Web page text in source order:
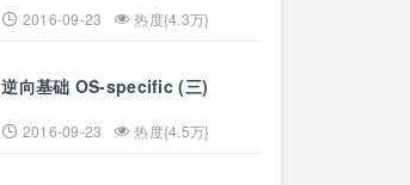
2016-09-23 热度{4.3万}
逆向基础 OS-specific (三)
2016-09-23 热度{4.5万}